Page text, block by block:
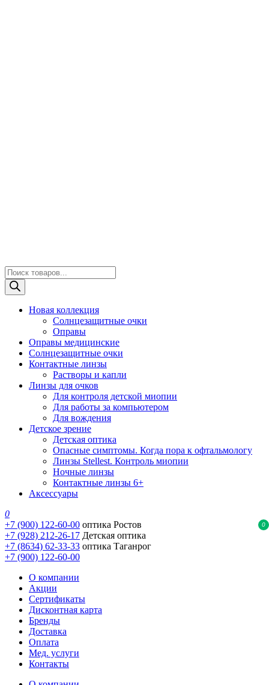
Поиск
товаров
Новая коллекция
Солнцезащитные очки
Оправы
Оправы медицинские
Солнцезащитные очки
Контактные линзы
Растворы и капли
Линзы для очков
Для контроля детской миопии
Для работы за компьютером
Для вождения
Детское зрение
Детская оптика
Опасные симптомы. Когда пора к офтальмологу
Линзы Stellest. Контроль миопии
Ночные линзы
Контактные линзы 6+
Аксессуары
0
0
+7 (900) 122-60-00 оптика Ростов
+7 (928) 212-26-17 Детская оптика
+7 (8634) 62-33-33 оптика Таганрог
+7 (900) 122-60-00
О компании
Акции
Сертификаты
Дисконтная карта
Бренды
Доставка
Оплата
Мед. услуги
Контакты